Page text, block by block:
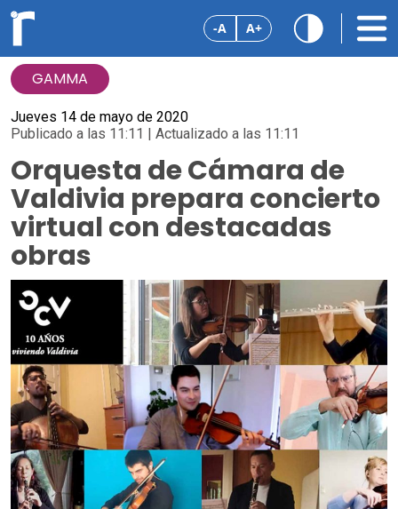
-A A+
GAMMA
Jueves 14 de mayo de 2020
Publicado a las 11:11 | Actualizado a las 11:11
Orquesta de Cámara de
Valdivia prepara concierto
virtual con destacadas
obras